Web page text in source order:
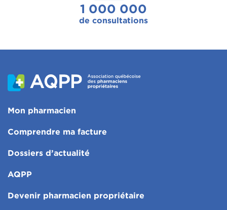
1 000 000
de consultations
Mon pharmacien
Comprendre ma facture
Dossiers d’actualité
AQPP
Devenir pharmacien propriétaire